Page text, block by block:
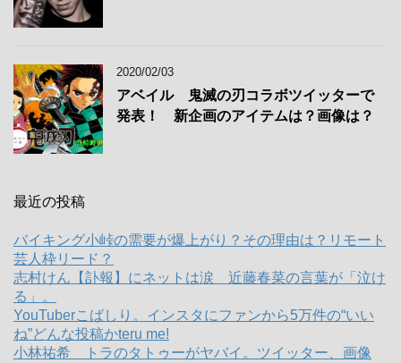
2020/02/03
アベイル 鬼滅の刃コラボツイッターで
発表！ 新企画のアイテムは？画像は？
最近の投稿
バイキング小峠の需要が爆上がり？その理由は？リモート
芸人枠リード？
志村けん【訃報】にネットは涙 近藤春菜の言葉が「泣け
る」。
YouTuberこばしり。インスタにファンから5万件の“いい
ね”どんな投稿かteru me!
小林祐希 トラのタトゥーがヤバイ。ツイッター、画像